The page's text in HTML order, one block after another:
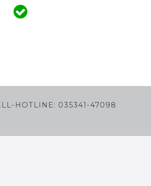
HOTLINE: 035341-47098